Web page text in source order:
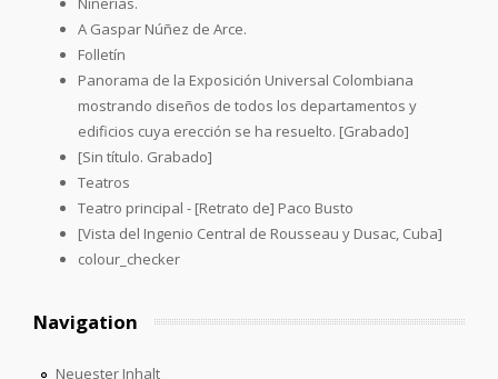
A Gaspar Núñez de Arce.
Folletín
Panorama de la Exposición Universal Colombiana
mostrando diseños de todos los departamentos y
edificios cuya erección se ha resuelto. [Grabado]
[Sin título. Grabado]
Teatros
Teatro principal - [Retrato de] Paco Busto
[Vista del Ingenio Central de Rousseau y Dusac, Cuba]
colour_checker
Navigation
Neuester Inhalt